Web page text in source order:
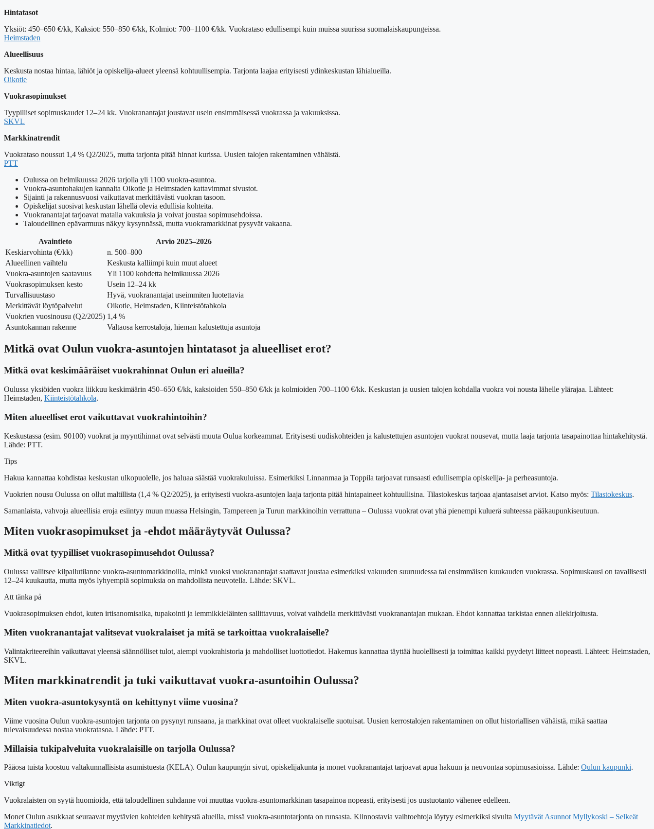
Hintatasot
Yksiöt: 450–650 €/kk, Kaksiot: 550–850 €/kk, Kolmiot: 700–1100 €/kk. Vuokrataso edullisempi kuin muissa suurissa suomalaiskaupungeissa.
Heimstaden
Alueellisuus
Keskusta nostaa hintaa, lähiöt ja opiskelija-alueet yleensä kohtuullisempia. Tarjonta laajaa erityisesti ydinkeskustan lähialueilla.
Oikotie
Vuokrasopimukset
Tyypilliset sopimuskaudet 12–24 kk. Vuokranantajat joustavat usein ensimmäisessä vuokrassa ja vakuuksissa.
SKVL
Markkinatrendit
Vuokrataso noussut 1,4 % Q2/2025, mutta tarjonta pitää hinnat kurissa. Uusien talojen rakentaminen vähäistä.
PTT
Oulussa on helmikuussa 2026 tarjolla yli 1100 vuokra-asuntoa.
Vuokra-asuntohakujen kannalta Oikotie ja Heimstaden kattavimmat sivustot.
Sijainti ja rakennusvuosi vaikuttavat merkittävästi vuokran tasoon.
Opiskelijat suosivat keskustan lähellä olevia edullisia kohteita.
Vuokranantajat tarjoavat matalia vakuuksia ja voivat joustaa sopimusehdoissa.
Taloudellinen epävarmuus näkyy kysynnässä, mutta vuokramarkkinat pysyvät vakaana.
Avaintieto
Arvio 2025–2026
Keskiarvohinta (€/kk)
n. 500–800
Alueellinen vaihtelu
Keskusta kalliimpi kuin muut alueet
Vuokra-asuntojen saatavuus
Yli 1100 kohdetta helmikuussa 2026
Vuokrasopimuksen kesto
Usein 12–24 kk
Turvallisuustaso
Hyvä, vuokranantajat useimmiten luotettavia
Merkittävät löytöpalvelut
Oikotie, Heimstaden, Kiinteistötahkola
Vuokrien vuosinousu (Q2/2025) 1,4 %
Asuntokannan rakenne
Valtaosa kerrostaloja, hieman kalustettuja asuntoja
Mitkä ovat Oulun vuokra-asuntojen hintatasot ja alueelliset erot?
Mitkä ovat keskimääräiset vuokrahinnat Oulun eri alueilla?
Oulussa yksiöiden vuokra liikkuu keskimäärin 450–650 €/kk, kaksioiden 550–850 €/kk ja kolmioiden 700–1100 €/kk. Keskustan ja uusien talojen kohdalla vuokra voi nousta lähelle ylärajaa. Lähteet:
Heimstaden, Kiinteistötahkola.
Miten alueelliset erot vaikuttavat vuokrahintoihin?
Keskustassa (esim. 90100) vuokrat ja myyntihinnat ovat selvästi muuta Oulua korkeammat. Erityisesti uudiskohteiden ja kalustettujen asuntojen vuokrat nousevat, mutta laaja tarjonta tasapainottaa hintakehitystä.
Lähde: PTT.
Tips
Hakua kannattaa kohdistaa keskustan ulkopuolelle, jos haluaa säästää vuokrakuluissa. Esimerkiksi Linnanmaa ja Toppila tarjoavat runsaasti edullisempia opiskelija- ja perheasuntoja.
Vuokrien nousu Oulussa on ollut maltillista (1,4 % Q2/2025), ja erityisesti vuokra-asuntojen laaja tarjonta pitää hintapaineet kohtuullisina. Tilastokeskus tarjoaa ajantasaiset arviot. Katso myös: Tilastokeskus.
Samanlaista, vahvoja alueellisia eroja esiintyy muun muassa Helsingin, Tampereen ja Turun markkinoihin verrattuna – Oulussa vuokrat ovat yhä pienempi kuluerä suhteessa pääkaupunkiseutuun.
Miten vuokrasopimukset ja -ehdot määräytyvät Oulussa?
Mitkä ovat tyypilliset vuokrasopimusehdot Oulussa?
Oulussa vallitsee kilpailutilanne vuokra-asuntomarkkinoilla, minkä vuoksi vuokranantajat saattavat joustaa esimerkiksi vakuuden suuruudessa tai ensimmäisen kuukauden vuokrassa. Sopimuskausi on tavallisesti
12–24 kuukautta, mutta myös lyhyempiä sopimuksia on mahdollista neuvotella. Lähde: SKVL.
Att tänka på
Vuokrasopimuksen ehdot, kuten irtisanomisaika, tupakointi ja lemmikkieläinten sallittavuus, voivat vaihdella merkittävästi vuokranantajan mukaan. Ehdot kannattaa tarkistaa ennen allekirjoitusta.
Miten vuokranantajat valitsevat vuokralaiset ja mitä se tarkoittaa vuokralaiselle?
Valintakriteereihin vaikuttavat yleensä säännölliset tulot, aiempi vuokrahistoria ja mahdolliset luottotiedot. Hakemus kannattaa täyttää huolellisesti ja toimittaa kaikki pyydetyt liitteet nopeasti. Lähteet: Heimstaden,
SKVL.
Miten markkinatrendit ja tuki vaikuttavat vuokra-asuntoihin Oulussa?
Miten vuokra-asuntokysyntä on kehittynyt viime vuosina?
Viime vuosina Oulun vuokra-asuntojen tarjonta on pysynyt runsaana, ja markkinat ovat olleet vuokralaiselle suotuisat. Uusien kerrostalojen rakentaminen on ollut historiallisen vähäistä, mikä saattaa
tulevaisuudessa nostaa vuokratasoa. Lähde: PTT.
Millaisia tukipalveluita vuokralaisille on tarjolla Oulussa?
Pääosa tuista koostuu valtakunnallisista asumistuesta (KELA). Oulun kaupungin sivut, opiskelijakunta ja monet vuokranantajat tarjoavat apua hakuun ja neuvontaa sopimusasioissa. Lähde: Oulun kaupunki.
Viktigt
Vuokralaisten on syytä huomioida, että taloudellinen suhdanne voi muuttaa vuokra-asuntomarkkinan tasapainoa nopeasti, erityisesti jos uustuotanto vähenee edelleen.
Monet Oulun asukkaat seuraavat myytävien kohteiden kehitystä alueilla, missä vuokra-asuntotarjonta on runsasta. Kiinnostavia vaihtoehtoja löytyy esimerkiksi sivulta Myytävät Asunnot Myllykoski – Selkeät
Markkinatiedot.